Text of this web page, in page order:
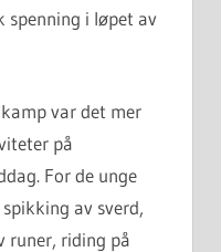
spenning i løpet av
var det mer
på
For de unge
av sverd,
runer, riding på